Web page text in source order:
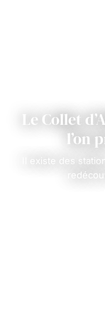
Le Collet
l’on
Il existe des